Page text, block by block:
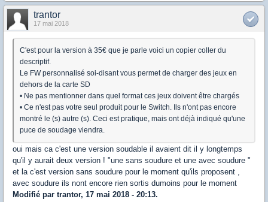
trantor
17 mai 2018
C'est pour la version à 35€ que je parle voici un copier coller du
descriptif.
Le FW personnalisé soi-disant vous permet de charger des jeux en
dehors de la carte SD
• Ne pas mentionner dans quel format ces jeux doivent être chargés
• Ce n'est pas votre seul produit pour le Switch. Ils n'ont pas encore
montré le (s) autre (s). Ceci est pratique, mais ont déjà indiqué qu'une
puce de soudage viendra.
oui mais ca c'est une version soudable il avaient dit il y longtemps
qu'il y aurait deux version ! "une sans soudure et une avec soudure "
et la c'est version sans soudure pour le moment qu'ils proposent ,
avec soudure ils nont encore rien sortis dumoins pour le moment
Modifié par trantor, 17 mai 2018 - 20:13.